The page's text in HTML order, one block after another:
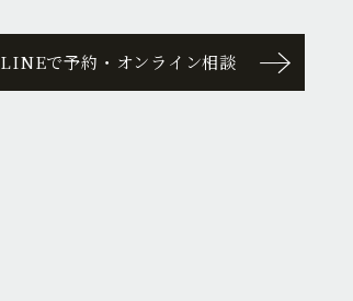
LINEで予約・オンライン相談